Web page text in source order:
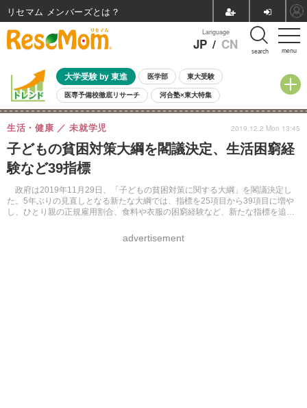
menu
Language
JP / CN search
大学受験 by 東進 医学部 東大受験
医専予備校徹底リサーチ 河合塾×東大特集
親子で考える大学選び 高校受験 中学受験 小学校受験
共通テスト 夏休み
8月開催イベント・WS 全国公立高校 過去問 人気記事
自由研究教材（小学生向け）
子どもの貧困対策大綱を閣議決定、生活困窮経
験など39指標
政府は2019年11月29日、「子どもの貧困対策に関する大綱」を閣議決定し
た。5年ぶりの見直しとなる新たな大綱では、指標を25項目から39項目に増や
し、ひとり親の正規雇用割合、食料や衣服の困窮経験など、新たな指標を追加
生活・健康 未就学児
advertisement
2019.12.2 Mon 13:45
リセマム メンバーズ